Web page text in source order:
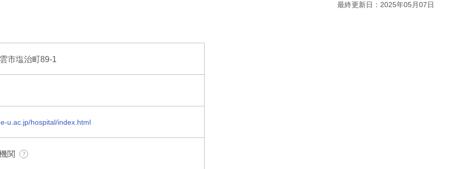
市塩治町89-1
u.ac.jp/hospital/index.html
関
最終更新日：2025年05月07日